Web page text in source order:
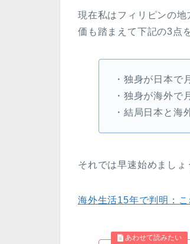
現在私はフィリピンの
価も踏まえて下記の3点
・独身が日本で
・独身が海外で
・結局日本と海
それでは早速始めましょ
海外生活15年で判明：